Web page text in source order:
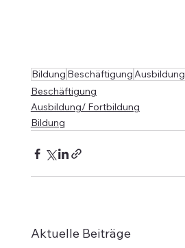
Bildung BeschäftigungAusbildung
Beschäftigung
Ausbildung/ Fortbildung
Bildung
Aktuelle Beiträge